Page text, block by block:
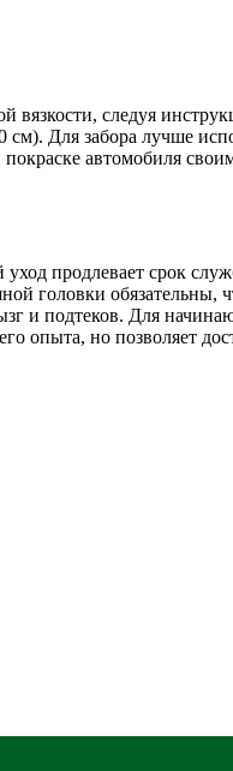
вязкости, следуя
см). Для забора лучше
покраске автомобиля
продлевает срок
головки обязательны,
и подтеков. Для
опыта, но позволяет